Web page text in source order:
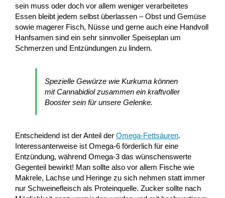
sein muss oder doch vor allem weniger verarbeitetes
Essen bleibt jedem selbst überlassen – Obst und Gemüse
sowie magerer Fisch, Nüsse und gerne auch eine Handvoll
Hanfsamen sind ein sehr sinnvoller Speiseplan um
Schmerzen und Entzündungen zu lindern.
Spezielle Gewürze wie Kurkuma können
mit Cannabidiol zusammen ein kraftvoller
Booster sein für unsere Gelenke.
Entscheidend ist der Anteil der Omega-Fettsäuren.
Interessanterweise ist Omega-6 förderlich für eine
Entzündung, während Omega-3 das wünschenswerte
Gegenteil bewirkt! Man sollte also vor allem Fische wie
Makrele, Lachse und Heringe zu sich nehmen statt immer
nur Schweinefleisch als Proteinquelle. Zucker sollte nach